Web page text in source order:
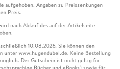
aufgehoben. Angaben zu Preissenkungen
Preis.
nach Ablauf des auf der Artikelseite
10.08.2026. Sie können den
unter www.hugendubel.de. Keine Bestellung
Der Gutschein ist nicht gültig für
Bücher und eBooks) sowie für